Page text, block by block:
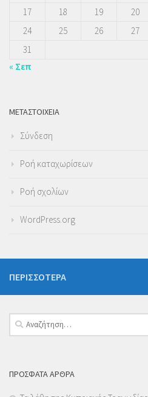
17
18 19 20
24
25 26 27
31
« Σεπ
ΜΕΤΑΣΤΟΙΧΕΊΑ
Σύνδεση
Ροή καταχωρίσεων
Ροή σχολίων
WordPress.org
ΠΕΡΙΣΣΌΤΕΡΑ
Αναζήτηση
για:
ΠΡΌΣΦΑΤΑ ΆΡΘΡΑ